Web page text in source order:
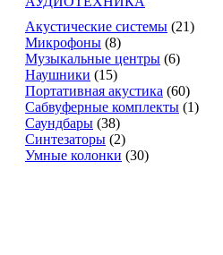
Акустические системы (21)
Микрофоны (8)
Музыкальные центры (6)
Наушники (15)
Портативная акустика (60)
Сабвуферные комплекты (1)
Саундбары (38)
Синтезаторы (2)
Умные колонки (30)